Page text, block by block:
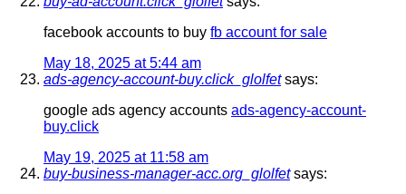
facebook accounts to buy fb account for sale
May 18, 2025 at 5:44 am
ads-agency-account-buy.click_glolfet says:
google ads agency accounts ads-agency-account-
buy.click
May 19, 2025 at 11:58 am
buy-business-manager-acc.org_glolfet says: